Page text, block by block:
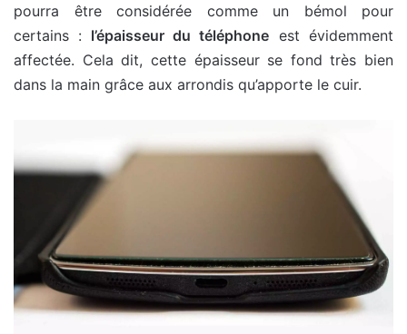
pourra être considérée comme un bémol pour
certains : l’épaisseur du téléphone est évidemment
affectée. Cela dit, cette épaisseur se fond très bien
dans la main grâce aux arrondis qu’apporte le cuir.